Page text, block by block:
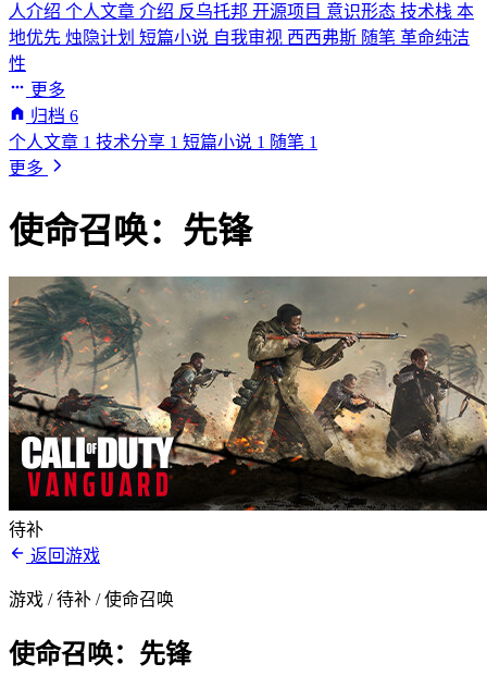
人介绍 个人文章 介绍 反乌托邦 开源项目 意识形态 技术栈 本
地优先 烛隐计划 短篇小说 自我审视 西西弗斯 随笔 革命纯洁
性
更多
归档 6
个人文章 1 技术分享 1 短篇小说 1 随笔 1
更多
使命召唤：先锋
待补
返回游戏
游戏 / 待补 / 使命召唤
使命召唤：先锋